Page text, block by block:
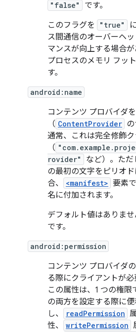
"false"
です。
このフラグを
"true"
ス間通信のオーバーヘ
マンスが向上する場合
プロセスのメモリ フッ
す。
android:name
コンテンツ プロバイダ
（ ContentProvider
通常、これは完全修飾
（
rovider"
など）。た
の最初の文字をピリオ
合、
<manifest> 要素
名に付加されます。
デフォルト値はありま
です。
android:permission
コンテンツ プロバイダ
る際にクライアントが必
この属性は、1 つの権
の両方を設定する際に
し、
readPermission
性、
writePermission